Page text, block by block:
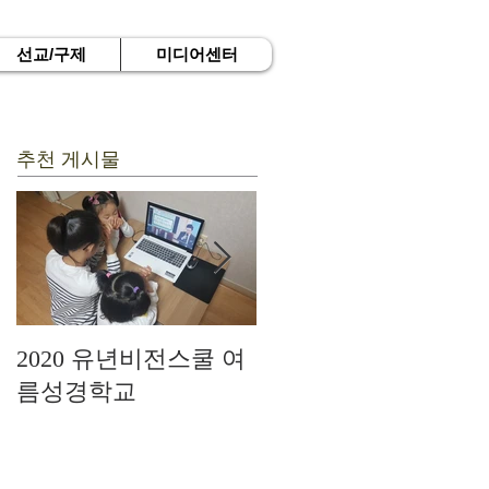
선교/구제 미디어센터
추천 게시물
2020 유년비전스쿨 여
름성경학교